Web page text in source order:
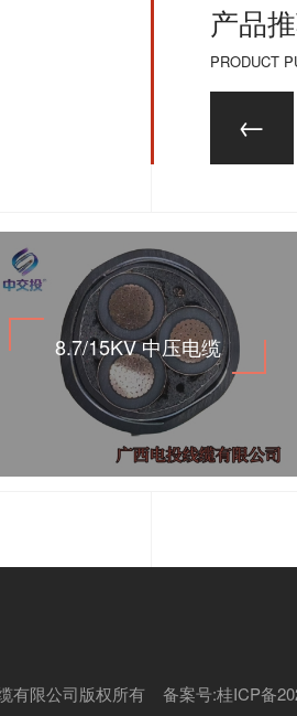
产品
PRODUCT
8.7/15KV 中压电缆
有限公司版权所有 备案号:桂ICP备